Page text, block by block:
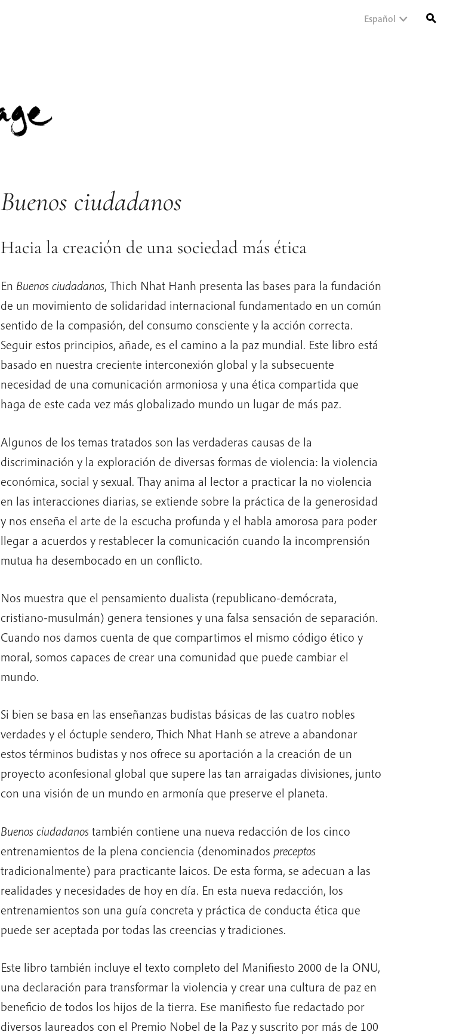
Español
Buenos ciudadanos
Hacia la creación de una sociedad más ética
En Buenos ciudadanos, Thich Nhat Hanh presenta las bases para la fundación
de un movimiento de solidaridad internacional fundamentado en un común
sentido de la compasión, del consumo consciente y la acción correcta.
Seguir estos principios, añade, es el camino a la paz mundial. Este libro está
basado en nuestra creciente interconexión global y la subsecuente
necesidad de una comunicación armoniosa y una ética compartida que
haga de este cada vez más globalizado mundo un lugar de más paz.
Algunos de los temas tratados son las verdaderas causas de la
discriminación y la exploración de diversas formas de violencia: la violencia
económica, social y sexual. Thay anima al lector a practicar la no violencia
en las interacciones diarias, se extiende sobre la práctica de la generosidad
y nos enseña el arte de la escucha profunda y el habla amorosa para poder
llegar a acuerdos y restablecer la comunicación cuando la incomprensión
mutua ha desembocado en un conflicto.
Nos muestra que el pensamiento dualista (republicano-demócrata,
cristiano-musulmán) genera tensiones y una falsa sensación de separación.
Cuando nos damos cuenta de que compartimos el mismo código ético y
moral, somos capaces de crear una comunidad que puede cambiar el
mundo.
Si bien se basa en las enseñanzas budistas básicas de las cuatro nobles
verdades y el óctuple sendero, Thich Nhat Hanh se atreve a abandonar
estos términos budistas y nos ofrece su aportación a la creación de un
proyecto aconfesional global que supere las tan arraigadas divisiones, junto
con una visión de un mundo en armonía que preserve el planeta.
Buenos ciudadanostambién contiene una nueva redacción de los cinco
entrenamientos de la plena conciencia (denominados preceptos
tradicionalmente) para practicante laicos. De esta forma, se adecuan a las
realidades y necesidades de hoy en día. En esta nueva redacción, los
entrenamientos son una guía concreta y práctica de conducta ética que
puede ser aceptada por todas las creencias y tradiciones.
Este libro también incluye el texto completo del Manifiesto 2000 de la ONU,
una declaración para transformar la violencia y crear una cultura de paz en
beneficio de todos los hijos de la tierra. Ese manifiesto fue redactado por
diversos laureados con el Premio Nobel de la Paz y suscrito por más de 100